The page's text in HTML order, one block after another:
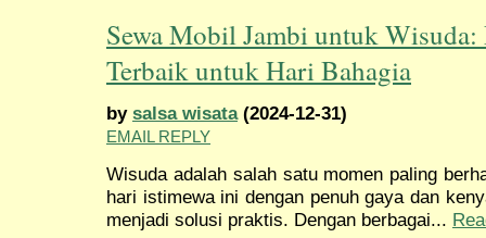
Sewa Mobil Jambi untuk
Terbaik untuk Hari Bahagia
by salsa wisata(2024-12-31)
EMAIL REPLY
Wisuda adalah salah satu momen paling
hari istimewa ini dengan penuh gaya dan
menjadi solusi praktis. Dengan berbagai...